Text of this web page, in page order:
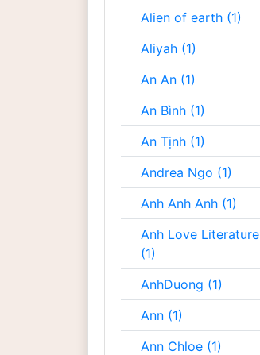
Alien of earth (1)
Aliyah (1)
An An (1)
An Bình (1)
An Tịnh (1)
Andrea Ngo (1)
Anh Anh Anh (1)
Anh Love Literature
(1)
AnhDuong (1)
Ann (1)
Ann Chloe (1)